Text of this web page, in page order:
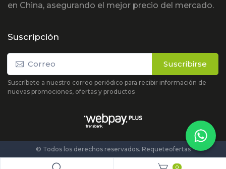
en China, asegurando el mejor precio del mercado.
Suscripción
Suscribirse
Suscríbete a nuestro correo periódico para recibir información de
nuevas promociones, ofertas y productos
© Todos los derechos reservados. Requeteofertas
0